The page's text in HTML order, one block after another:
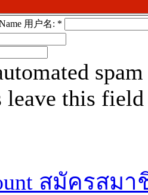
用户名: *
spam
leave this field
สมัครสมา